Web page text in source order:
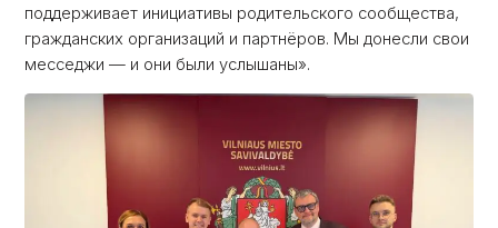
поддерживает инициативы родительского сообщества,
гражданских организаций и партнёров. Мы донесли свои
месседжи — и они были услышаны».